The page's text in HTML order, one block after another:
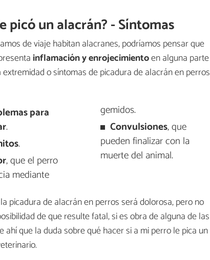
picó un alacrán? - Síntomas
de viaje habitan alacranes, podríamos pensar que
inflamación y enrojecimientoen alguna parte
extremidad o síntomas de picadura de alacrán en perros
para
.
.
, que el perro
mediante
gemidos.
Convulsiones, que
pueden finalizar con la
muerte del animal.
picadura de alacrán en perros será dolorosa, pero no
de que resulte fatal, si es obra de alguna de las
que la duda sobre qué hacer si a mi perro le pica un